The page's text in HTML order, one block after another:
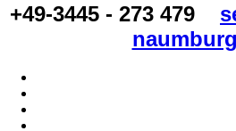
+49-3445 - 273 479